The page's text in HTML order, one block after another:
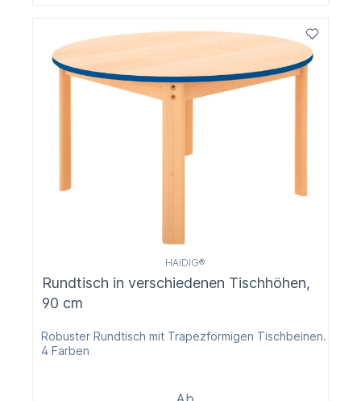
HAIDIG®
Rundtisch in verschiedenen Tischhöhen,
90 cm
Robuster Rundtisch mit Trapezförmigen Tischbeinen.
4 Farben